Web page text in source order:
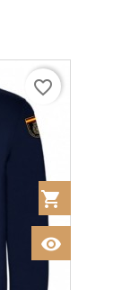
shopping_cart
visibility
favorite_border